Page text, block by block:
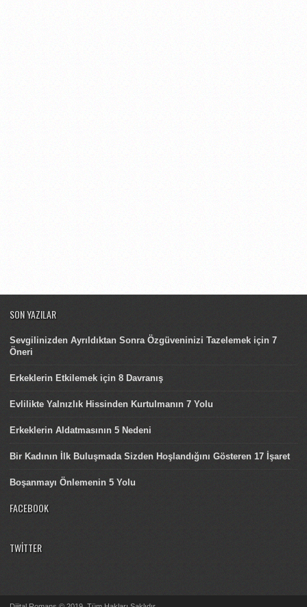
SON YAZILAR
Sevgilinizden Ayrıldıktan Sonra Özgüveninizi Tazelemek için 7
Öneri
Erkeklerin Etkilemek için 8 Davranış
Evlilikte Yalnızlık Hissinden Kurtulmanın 7 Yolu
Erkeklerin Aldatmasının 5 Nedeni
Bir Kadının İlk Buluşmada Sizden Hoşlandığını Gösteren 17 İşaret
Boşanmayı Önlemenin 5 Yolu
FACEBOOK
TWITTER